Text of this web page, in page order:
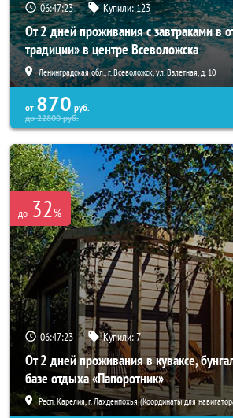
06:47:21 Купили:123
От 2 дней проживания с завтраками в
традиции» в центре Всеволожска
Ленинградская обл., г. Всеволожск, ул. Взлетная, д. 10
от 870 руб.
до22800руб.
до 32%
06:47:21 Купили:7
От 2 дней проживания в куваксе,
базе отдыха «Папоротник»
Респ. Карелия, г. Лахденпохья (Координаты для